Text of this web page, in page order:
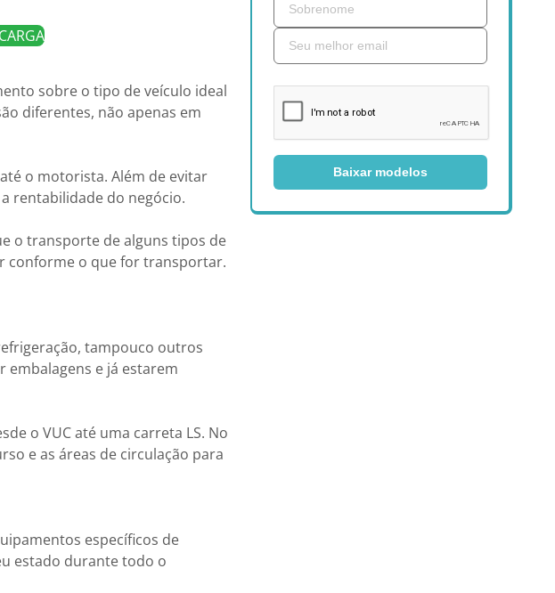
sobre o tipo de veículo ideal
diferentes, não apenas em
o motorista. Além de evitar
rentabilidade do negócio.
o transporte de alguns tipos de
conforme o que for transportar.
tampouco outros
embalagens e já estarem
o VUC até uma carreta LS. No
e as áreas de circulação para
específicos de
estado durante todo o
Baixar modelos